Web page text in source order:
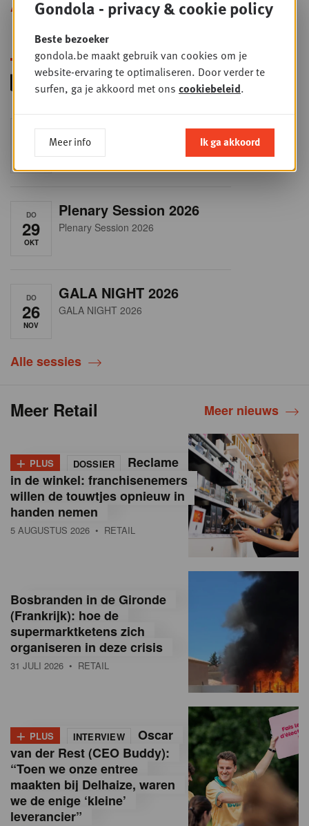
Alle opleidingen
DO
OKT
RET-TALK
CEO ONLY
DO
29
OKT
Plenary Session 2026
Plenary Session 2026
DO
26
NOV
GALA NIGHT 2026
GALA NIGHT 2026
Alle sessies
Meer Retail Meer nieuws
+ PLUS DOSSIER
Reclame
in de winkel: franchisenemers
willen de touwtjes opnieuw in
handen nemen
5 AUGUSTUS 2026 • RETAIL
Bosbranden in de Gironde
(Frankrijk): hoe de
supermarktketens zich
organiseren in deze crisis
31 JULI 2026 • RETAIL
+ PLUS INTERVIEW
Oscar
van der Rest (CEO Buddy):
“Toen we onze entree
maakten bij Delhaize, waren
we de enige ‘kleine’
leverancier”
Gondola - privacy & cookie policy
Beste bezoeker
gondola.be maakt gebruik van cookies om je
website-ervaring te optimaliseren. Door verder te
surfen, ga je akkoord met ons cookiebeleid.
Meer info Ik ga akkoord